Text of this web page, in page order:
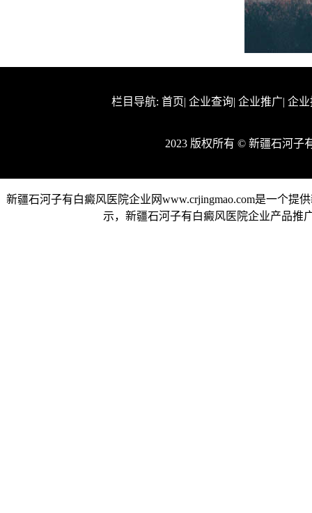
栏目导航: 首页| 企业查询| 企业推广| 企
2023 版权所有 © 新疆石河
新疆石河子有白癜风医院企业网www.crjingmao.com是一个
示，新疆石河子有白癜风医院企业产品推